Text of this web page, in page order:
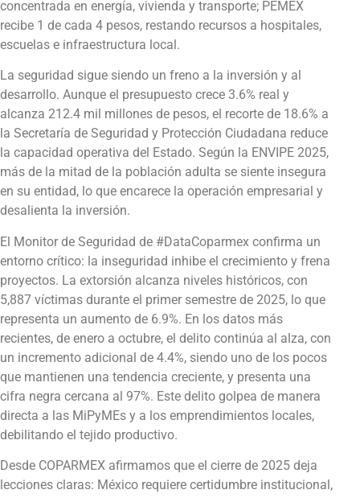
concentrada en energía, vivienda y transporte; PEMEX
recibe 1 de cada 4 pesos, restando recursos a hospitales,
escuelas e infraestructura local.
La seguridad sigue siendo un freno a la inversión y al
desarrollo. Aunque el presupuesto crece 3.6% real y
alcanza 212.4 mil millones de pesos, el recorte de 18.6% a
la Secretaría de Seguridad y Protección Ciudadana reduce
la capacidad operativa del Estado. Según la ENVIPE 2025,
más de la mitad de la población adulta se siente insegura
en su entidad, lo que encarece la operación empresarial y
desalienta la inversión.
El Monitor de Seguridad de #DataCoparmex confirma un
entorno crítico: la inseguridad inhibe el crecimiento y frena
proyectos. La extorsión alcanza niveles históricos, con
5,887 víctimas durante el primer semestre de 2025, lo que
representa un aumento de 6.9%. En los datos más
recientes, de enero a octubre, el delito continúa al alza, con
un incremento adicional de 4.4%, siendo uno de los pocos
que mantienen una tendencia creciente, y presenta una
cifra negra cercana al 97%. Este delito golpea de manera
directa a las MiPyMEs y a los emprendimientos locales,
debilitando el tejido productivo.
Desde COPARMEX afirmamos que el cierre de 2025 deja
lecciones claras: México requiere certidumbre institucional,